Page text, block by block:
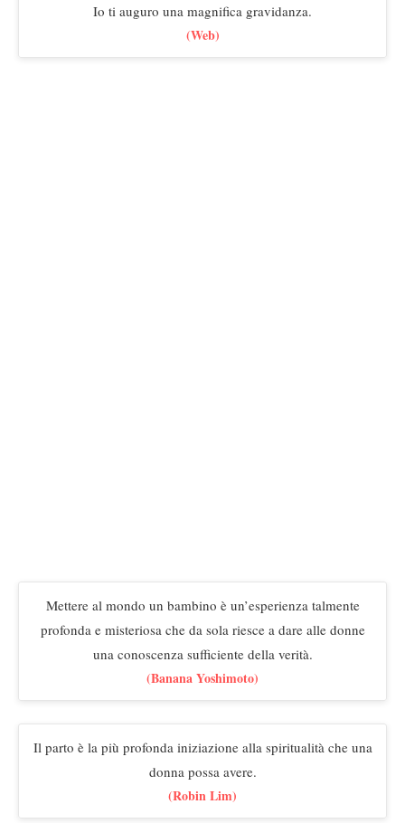
Io ti auguro una magnifica gravidanza.
(Web)
Mettere al mondo un bambino è un’esperienza talmente
profonda e misteriosa che da sola riesce a dare alle donne
una conoscenza sufficiente della verità.
(Banana Yoshimoto)
Il parto è la più profonda iniziazione alla spiritualità che una
donna possa avere.
(Robin Lim)